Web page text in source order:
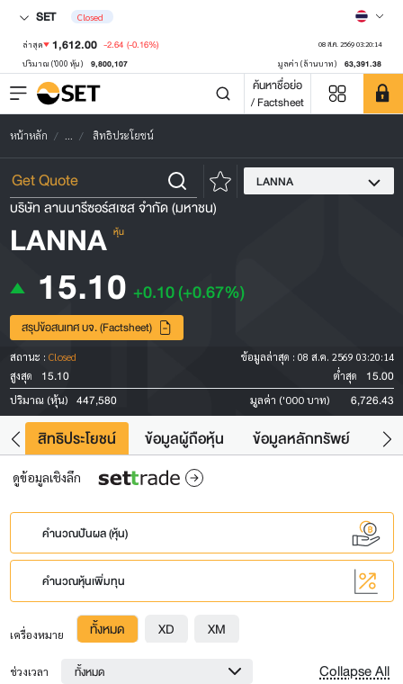
SET Closed
ล่าสุด 1,612.00 -2.64 (-0.16%) 08 ส.ค. 2569 03:20:14
ปริมาณ ('000 หุ้น) 9,800,107 มูลค่า (ล้านบาท) 63,391.38
ค้นหาชื่อย่อ
/ Factsheet
หน้าหลัก ... สิทธิประโยชน์
LANNA
บริษัท ลานนารีซอร์สเซส จำกัด (มหาชน)
LANNA หุ้น
15.10 +0.10(+0.67%)
สรุปข้อสนเทศ บจ. (Factsheet)
สถานะ : Closed ข้อมูลล่าสุด : 08 ส.ค. 2569 03:20:14
สูงสุด
15.10 ต่ำสุด 15.00
ปริมาณ (หุ้น) 447,580 มูลค่า ('000 บาท) 6,726.43
สิทธิประโยชน์ ข้อมูลผู้ถือหุ้น ข้อมูลหลักทรัพย์
ดูข้อมูลเชิงลึก
คำนวณปันผล (หุ้น)
คำนวณหุ้นเพิ่มทุน
เครื่องหมาย ทั้งหมด XD XM
ช่วงเวลา ทั้งหมด Collapse All